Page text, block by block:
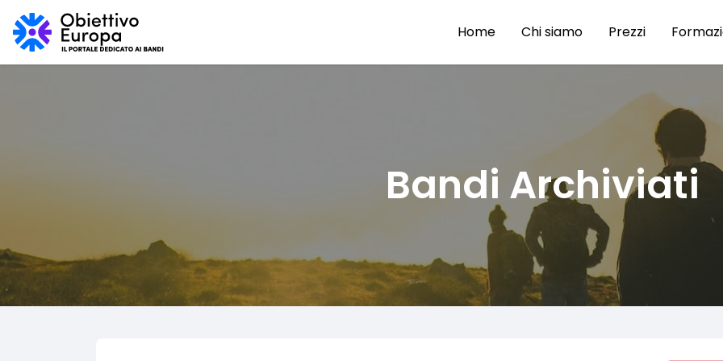
Home Chi siamo Prezzi
Bandi Archiviati